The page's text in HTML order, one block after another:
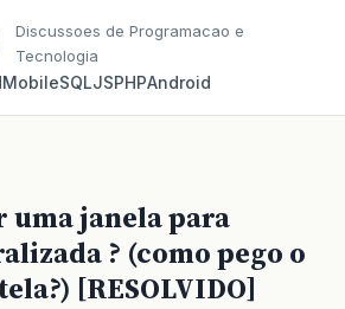
Discussoes de Programacao e
Tecnologia
MobileSQLJSPHPAndroid
uma janela para
? (como pego o
[RESOLVIDO]